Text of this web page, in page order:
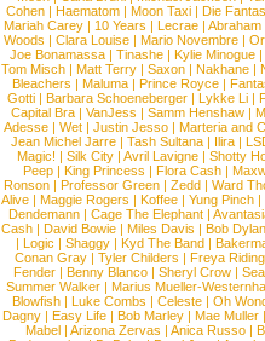
Cohen |Haematom |Moon Taxi |Die
Mariah Carey | 10 Years | Lecrae | Abraham
Woods |Clara Louise |Mario Novembre |
Joe Bonamassa | Tinashe | Kylie Minogue |
Tom Misch |Matt Terry |Saxon |Nakhane |
Bleachers | Maluma | Prince Royce |
Gotti |Barbara Schoeneberger |Lykke Li |
Capital Bra |VanJess |Samm Henshaw |
Adesse |Wet |Justin Jesso |Marteria and
Jean Michel Jarre |Tash Sultana | Ilira |
Magic! | Silk City | Avril Lavigne | Shotty
Peep |King Princess |Flora Cash |
Ronson |Professor Green |Zedd |Ward
Alive |Maggie Rogers |Koffee |Yung Pinch |
Dendemann |Cage The Elephant |
Cash | David Bowie | Miles Davis | Bob Dylan
|Logic |Shaggy |Kyd The Band |
Conan Gray |Tyler Childers |Freya
Fender |Benny Blanco |Sheryl Crow |
Summer Walker |Marius Mueller-
Blowfish | Luke Combs | Celeste | Oh
Dagny |Easy Life |Bob Marley |Mae Muller
Mabel |Arizona Zervas |Anica Russo |